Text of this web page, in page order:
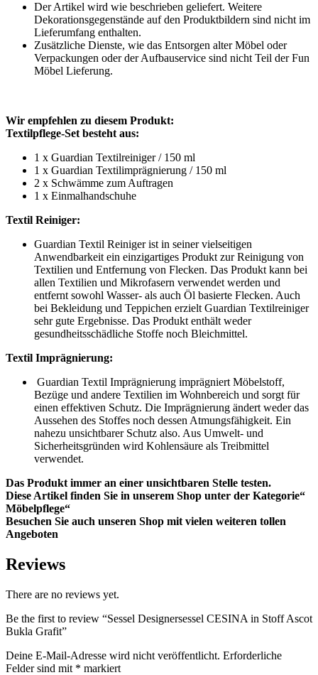
Der Artikel wird wie beschrieben geliefert. Weitere
Dekorationsgegenstände auf den Produktbildern sind nicht im
Lieferumfang enthalten.
Zusätzliche Dienste, wie das Entsorgen alter Möbel oder
Verpackungen oder der Aufbauservice sind nicht Teil der Fun
Möbel Lieferung.
Wir empfehlen zu diesem Produkt:
Textilpflege-Set besteht aus:
1 x Guardian Textilreiniger / 150 ml
1 x Guardian Textilimprägnierung / 150 ml
2 x Schwämme zum Auftragen
1 x Einmalhandschuhe
Textil Reiniger:
Guardian Textil Reiniger ist in seiner vielseitigen
Anwendbarkeit ein einzigartiges Produkt zur Reinigung von
Textilien und Entfernung von Flecken. Das Produkt kann bei
allen Textilien und Mikrofasern verwendet werden und
entfernt sowohl Wasser- als auch Öl basierte Flecken. Auch
bei Bekleidung und Teppichen erzielt Guardian Textilreiniger
sehr gute Ergebnisse. Das Produkt enthält weder
gesundheitsschädliche Stoffe noch Bleichmittel.
Textil Imprägnierung:
Guardian Textil Imprägnierung imprägniert Möbelstoff,
Bezüge und andere Textilien im Wohnbereich und sorgt für
einen effektiven Schutz. Die Imprägnierung ändert weder das
Aussehen des Stoffes noch dessen Atmungsfähigkeit. Ein
nahezu unsichtbarer Schutz also. Aus Umwelt- und
Sicherheitsgründen wird Kohlensäure als Treibmittel
verwendet.
Das Produkt immer an einer unsichtbaren Stelle testen.
Diese Artikel finden Sie in unserem Shop unter der Kategorie“
Möbelpflege“
Besuchen Sie auch unseren Shop mit vielen weiteren tollen
Angeboten
Reviews
There are no reviews yet.
Be the first to review “Sessel Designersessel CESINA in Stoff Ascot
Bukla Grafit”
Deine E-Mail-Adresse wird nicht veröffentlicht. Erforderliche
Felder sind mit * markiert